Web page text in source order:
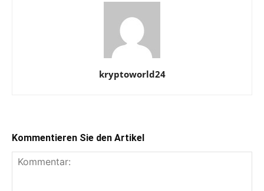
kryptoworld24
Kommentieren Sie den Artikel